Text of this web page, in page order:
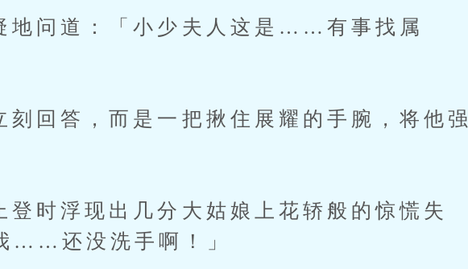
道：「小少夫人这是……有事找属
答，而是一把揪住展耀的手腕，将他强
浮现出几分大姑娘上花轿般的惊慌失
……还没洗手啊！」